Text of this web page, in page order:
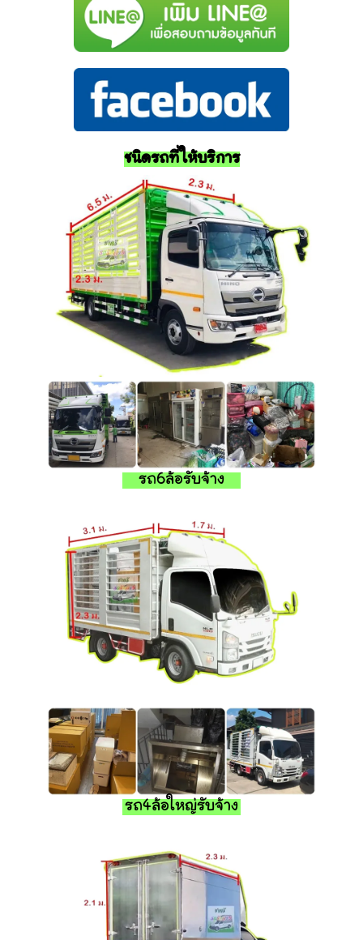
ชนิดรถที่ให้บริการ
รถ6ล้อรับจ้าง
รถ4ล้อใหญ่รับจ้าง